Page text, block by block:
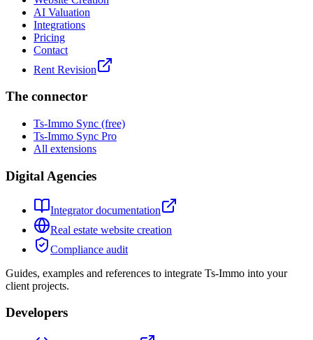
AI Valuation
Integrations
Pricing
Contact
Rent Revision
The connector
Ts-Immo Sync (free)
Ts-Immo Sync Pro
All extensions
Digital Agencies
Integrator documentation
Real estate website creation
Compliance audit
Guides, examples and references to integrate Ts-Immo into your
client projects.
Developers